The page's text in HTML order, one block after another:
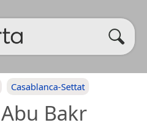
Casablanca-Settat
Bakr